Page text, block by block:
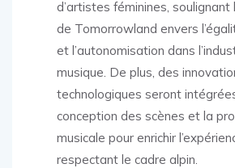
d’artistes féminines, soulignant
de Tomorrowland envers
et l’autonomisation dans
musique. De plus, des
technologiques seront
conception des scènes et la
musicale pour enrichir
respectant le cadre alpin.